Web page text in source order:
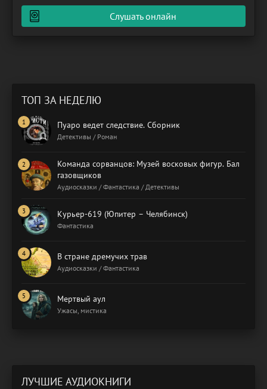
всегда была примерной девочкой, но не в силу своего
характера, а по
Слушать онлайн
ТОП ЗА НЕДЕЛЮ
Пуаро ведет следствие. Сборник
Детективы / Роман
Команда сорванцов: Музей восковых фигур. Бал
газовщиков
Аудиосказки / Фантастика / Детективы
Курьер-619 (Юпитер – Челябинск)
Фантастика
В стране дремучих трав
Аудиосказки / Фантастика
Мертвый аул
Ужасы, мистика
ЛУЧШИЕ АУДИОКНИГИ